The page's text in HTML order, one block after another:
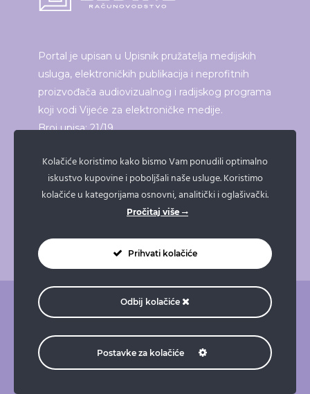
Portal je upisan u Upisnik pružatelja medijskih
usluga, elektroničkih publikacija i neprofitnih
proizvođača audiovizualnog i radijskog programa
koji vodi Vijeće za elektroničke medije.
Broj upisa: 21/19
ISPRINTAJ ČLANAK
Impressum Doniraj Naruči taksi
Kolačiće koristimo kako bismo Vam ponudili optimalno
iskustvo kupovine i poboljšali naše usluge. Koristimo
kolačiće u kategorijama osnovni, analitički i oglašivački.
Pročitaj više
Prihvati kolačiće
Odbij kolačiće
Postavke za kolačiće